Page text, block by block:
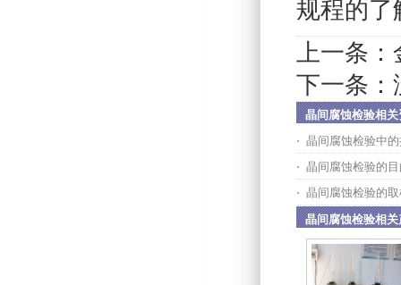
规程的了
上一条：
下一条：
晶间腐蚀检验相关
晶间腐蚀检验中
晶间腐蚀检验的目
晶间腐蚀检验的
晶间腐蚀检验相关